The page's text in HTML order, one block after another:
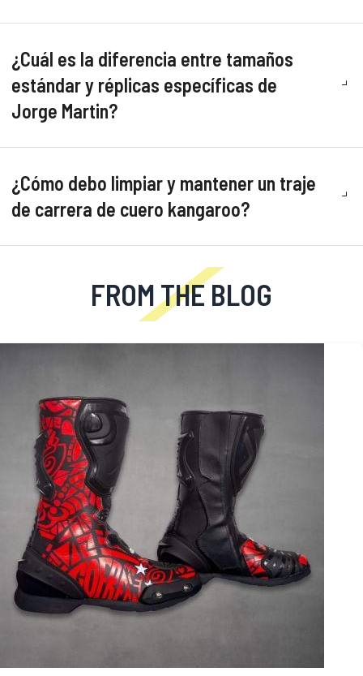
¿Cuál es la diferencia entre tamaños
estándar y réplicas específicas de
Jorge Martin?
¿Cómo debo limpiar y mantener un traje
de carrera de cuero kangaroo?
FROM THE BLOG